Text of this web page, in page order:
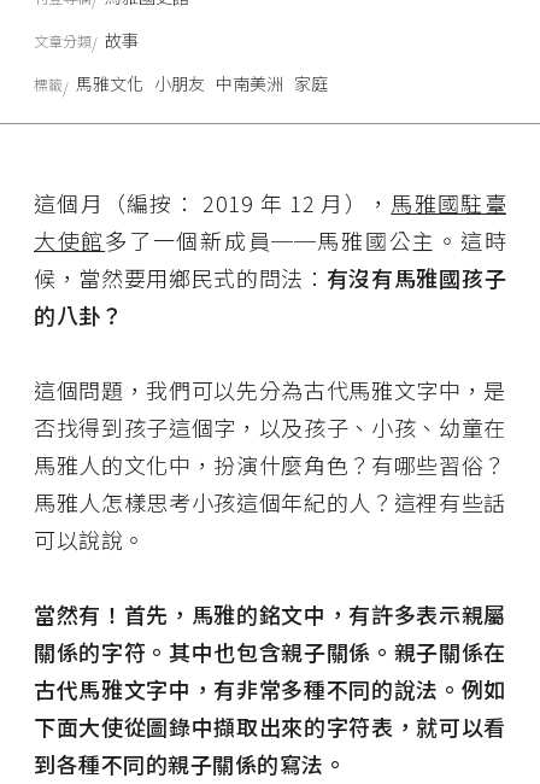
這個月（編按： 2019 年 12 月）， 馬雅國駐臺
大使館多了一個新成員──馬雅國公主。這時
候，當然要用鄉民式的問法： 有沒有馬雅國孩子
的八卦？
這個問題，我們可以先分為古代馬雅文字中，是
否找得到孩子這個字，以及孩子、小孩、幼童在
馬雅人的文化中，扮演什麼角色？有哪些習俗？
馬雅人怎樣思考小孩這個年紀的人？這裡有些話
可以說說。
當然有！首先，馬雅的銘文中，有許多表示親屬
關係的字符。其中也包含親子關係。親子關係在
古代馬雅文字中，有非常多種不同的說法。例如
下面大使從圖錄中擷取出來的字符表，就可以看
到各種不同的親子關係的寫法。
文章分類 故事
標籤 馬雅文化 小朋友 中南美洲 家庭